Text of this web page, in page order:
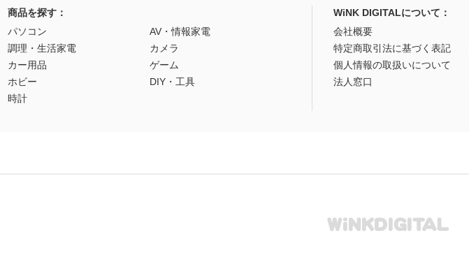
商品を探す：
パソコン
AV・情報家電
調理・生活家電
カメラ
カー用品
ゲーム
ホビー
DIY・工具
時計
WiNK DIGITALについて：
会社概要
特定商取引法に基づく表記
個人情報の取扱いについて
法人窓口